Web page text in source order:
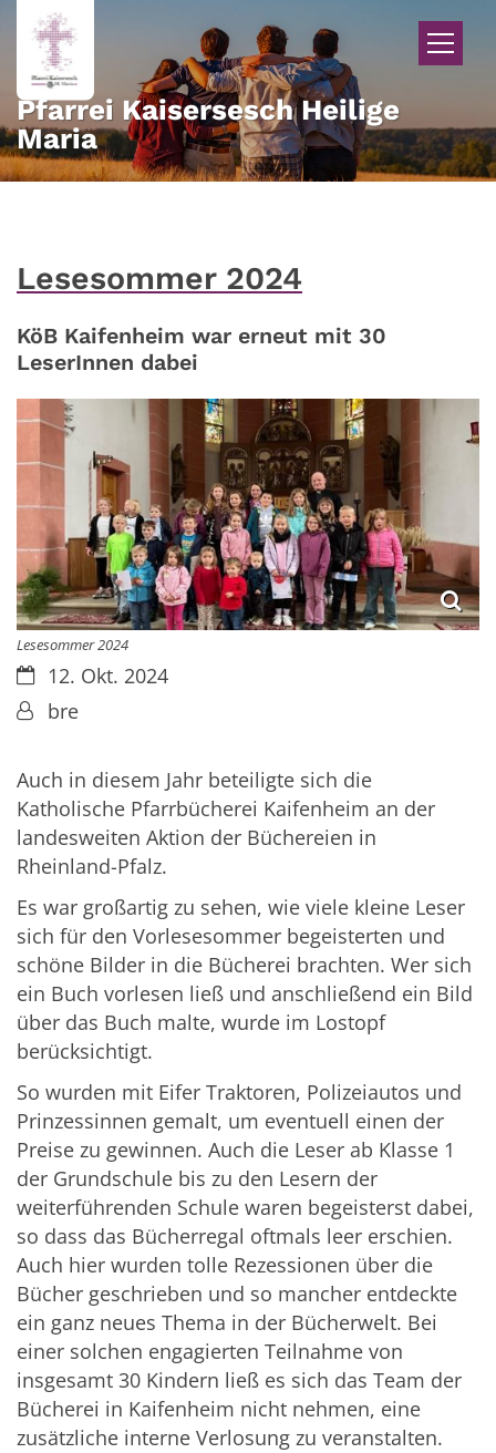
Zum Inhalt springen
Pfarrei Kaisersesch Heilige
Maria
Lesesommer 2024
KöB Kaifenheim war erneut mit 30
LeserInnen dabei
Lesesommer 2024
Datum:12. Okt. 2024
Von:bre
Auch in diesem Jahr beteiligte sich die
Katholische Pfarrbücherei Kaifenheim an der
landesweiten Aktion der Büchereien in
Rheinland-Pfalz.
Es war großartig zu sehen, wie viele kleine Leser
sich für den Vorlesesommer begeisterten und
schöne Bilder in die Bücherei brachten. Wer sich
ein Buch vorlesen ließ und anschließend ein Bild
über das Buch malte, wurde im Lostopf
berücksichtigt.
So wurden mit Eifer Traktoren, Polizeiautos und
Prinzessinnen gemalt, um eventuell einen der
Preise zu gewinnen. Auch die Leser ab Klasse 1
der Grundschule bis zu den Lesern der
weiterführenden Schule waren begeisterst dabei,
so dass das Bücherregal oftmals leer erschien.
Auch hier wurden tolle Rezessionen über die
Bücher geschrieben und so mancher entdeckte
ein ganz neues Thema in der Bücherwelt. Bei
einer solchen engagierten Teilnahme von
insgesamt 30 Kindern ließ es sich das Team der
Bücherei in Kaifenheim nicht nehmen, eine
zusätzliche interne Verlosung zu veranstalten.